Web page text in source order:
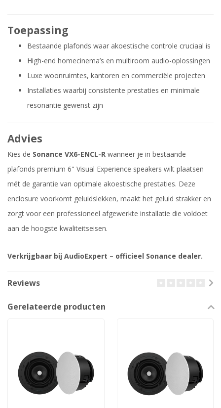
Toepassing
Bestaande plafonds waar akoestische controle cruciaal is
High-end homecinema’s en multiroom audio-oplossingen
Luxe woonruimtes, kantoren en commerciële projecten
Installaties waarbij consistente prestaties en minimale
resonantie gewenst zijn
Advies
Kies de Sonance VX6-ENCL-R wanneer je in bestaande
plafonds premium 6" Visual Experience speakers wilt plaatsen
mét de garantie van optimale akoestische prestaties. Deze
enclosure voorkomt geluidslekken, maakt het geluid strakker en
zorgt voor een professioneel afgewerkte installatie die voldoet
aan de hoogste kwaliteitseisen.
Verkrijgbaar bij AudioExpert – officieel Sonance dealer.
Reviews
Gerelateerde producten